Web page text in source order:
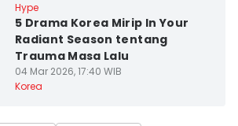
Hype
5 Drama Korea Mirip In Your
Radiant Season tentang
Trauma Masa Lalu
04 Mar 2026, 17:40 WIB
Korea